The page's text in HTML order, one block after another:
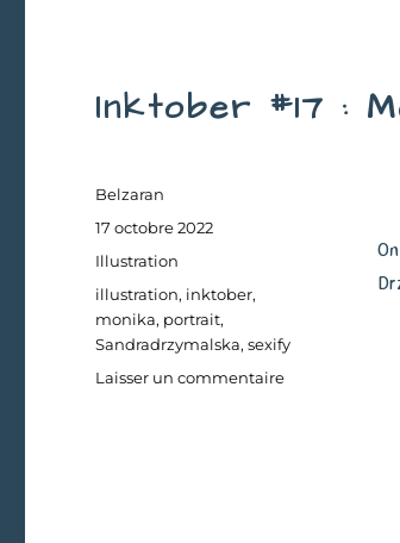
Inktober #17 :
Auteur
Belzaran
Publié
le
17 octobre 2022
Catégories
Illustration
Étiquettes
illustration, inktober,
monika, portrait,
Sandradrzymalska,sexify
Laisser un commentairesur